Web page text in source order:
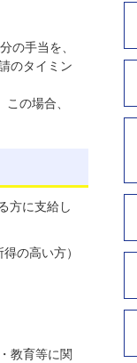
の手当を、
のタイミン
の場合、
方に支給し
の高い方）
教育等に関